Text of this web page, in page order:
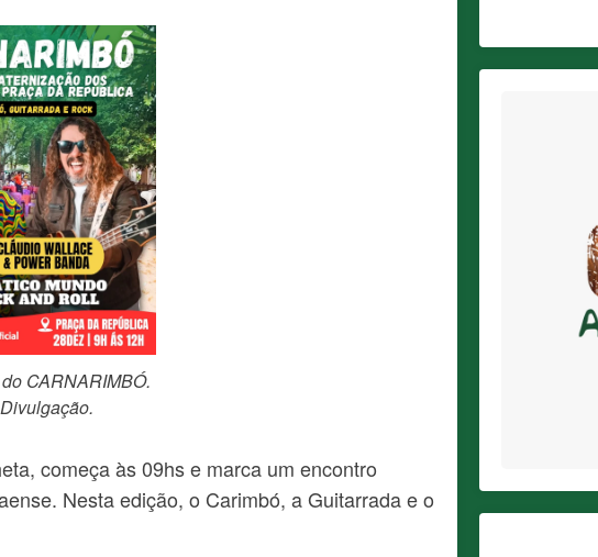
CARNARIMBÓ.
começa às 09hs e marca um encontro
Nesta edição, o Carimbó, a Guitarrada e o